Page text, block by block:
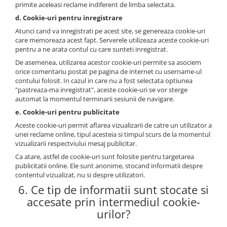
primite aceleasi reclame indiferent de limba selectata.
d. Cookie-uri pentru inregistrare
Atunci cand va inregistrati pe acest site, se genereaza cookie-uri
care memoreaza acest fapt. Serverele utilizeaza aceste cookie-uri
pentru a ne arata contul cu care sunteti inregistrat.
De asemenea, utilizarea acestor cookie-uri permite sa asociem
orice comentariu postat pe pagina de internet cu username-ul
contului folosit. In cazul in care nu a fost selectata optiunea
"pastreaza-ma inregistrat", aceste cookie-uri se vor sterge
automat la momentul terminarii sesiunii de navigare.
e. Cookie-uri pentru publicitate
Aceste cookie-uri permit aflarea vizualizarii de catre un utilizator a
unei reclame online, tipul acesteia si timpul scurs de la momentul
vizualizarii respectviului mesaj publicitar.
Ca atare, astfel de cookie-uri sunt folosite pentru targetarea
publicitatii online. Ele sunt anonime, stocand informatii despre
contentul vizualizat, nu si despre utilizatori.
6. Ce tip de informatii sunt stocate si
accesate prin intermediul cookie-
urilor?